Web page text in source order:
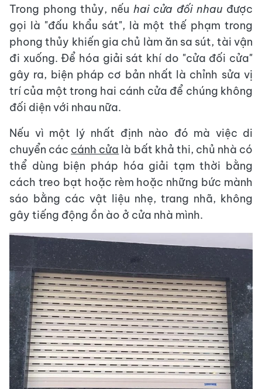
Trong phong thủy, nếu hai cửa đối nhau được
gọi là "đấu khẩu sát", là một thế phạm trong
phong thủy khiến gia chủ làm ăn sa sút, tài vận
đi xuống. Để hóa giải sát khí do "cửa đối cửa"
gây ra, biện pháp cơ bản nhất là chỉnh sửa vị
trí của một trong hai cánh cửa để chúng không
đối diện với nhau nữa.
Nếu vì một lý nhất định nào đó mà việc di
chuyển các cánh cửa là bất khả thi, chủ nhà có
thể dùng biện pháp hóa giải tạm thời bằng
cách treo bạt hoặc rèm hoặc những bức mành
sáo bằng các vật liệu nhẹ, trang nhã, không
gây tiếng động ồn ào ở cửa nhà mình.